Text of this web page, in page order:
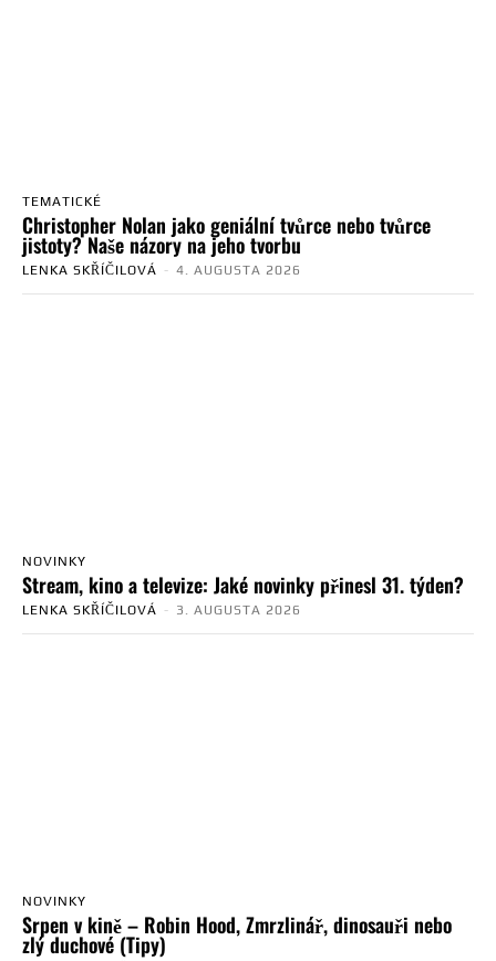
TEMATICKÉ
Christopher Nolan jako geniální tvůrce nebo tvůrce
jistoty? Naše názory na jeho tvorbu
LENKA SKŘÍČILOVÁ - 4. AUGUSTA 2026
NOVINKY
Stream, kino a televize: Jaké novinky přinesl 31. týden?
LENKA SKŘÍČILOVÁ - 3. AUGUSTA 2026
NOVINKY
Srpen v kině – Robin Hood, Zmrzlinář, dinosauři nebo
zlý duchové (Tipy)